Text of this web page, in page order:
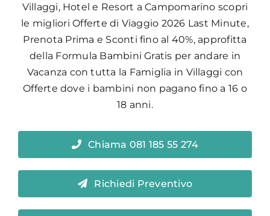
Villaggi, Hotel e Resort a Campomarino scopri
le migliori Offerte di Viaggio 2026 Last Minute,
Prenota Prima e Sconti fino al 40%, approfitta
della Formula Bambini Gratis per andare in
Vacanza con tutta la Famiglia in Villaggi con
Offerte dove i bambini non pagano fino a 16 o
18 anni.
Chiama 081 185 55 274
Richiedi Preventivo